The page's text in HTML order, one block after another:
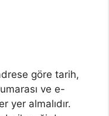
göre tarih,
ve e-
yer almalıdır.